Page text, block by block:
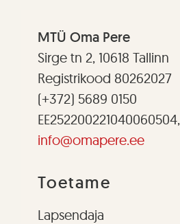
MTÜ Oma Pere
Sirge tn 2, 10618 Tallinn
Registrikood 80262027
(+372) 5689 0150
info@omapere.ee
Toetame
Lapsendaja